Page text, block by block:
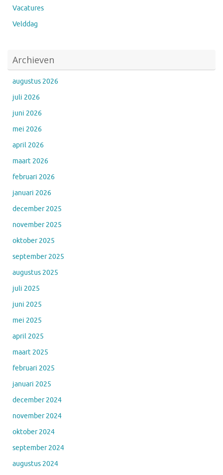
Vacatures
Velddag
Archieven
augustus 2026
juli 2026
juni 2026
mei 2026
april 2026
maart 2026
februari 2026
januari 2026
december 2025
november 2025
oktober 2025
september 2025
augustus 2025
juli 2025
juni 2025
mei 2025
april 2025
maart 2025
februari 2025
januari 2025
december 2024
november 2024
oktober 2024
september 2024
augustus 2024